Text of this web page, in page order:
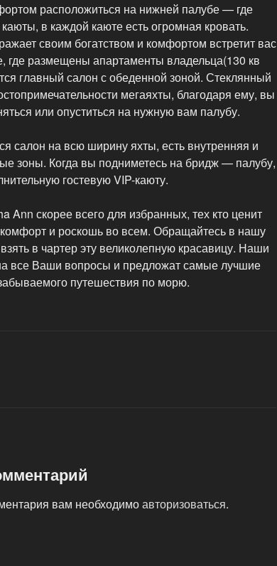
расположиться на нижней палубе — где
в каждой каюте есть огромная кровать.
своим богатством и комфортом встретит вас
где размещены апартаменты владельца(130 кв
главный салон с обеденной зоной. Стеклянный
мегаяхты, благодаря ему, вы
или опуститься на нужную вам палубу.
салон на всю ширину яхты, есть внутренняя и
зоны. Когда вы подниметесь на бридж — палубу,
гостевую VIP-каюту.
Ann скорее всего для избранных, тех кто ценит
и роскошь во всем. Обращайтесь в нашу
в чартер эту великолепную красавицу. Наши
все Ваши вопросы и предложат самые лучшие
путешествия по морю.
вам необходимоавторизоваться.